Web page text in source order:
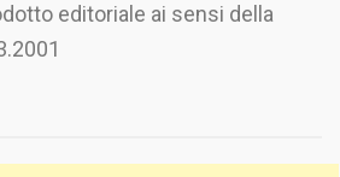
editoriale ai sensi della